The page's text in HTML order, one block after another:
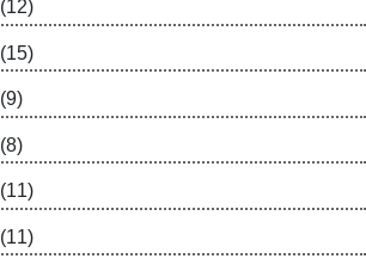
(12)
(15)
(9)
(8)
(11)
(11)